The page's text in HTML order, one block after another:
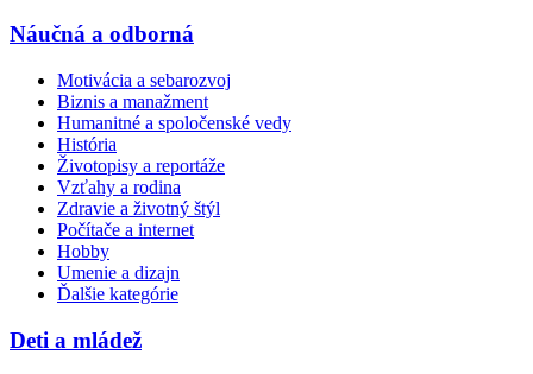
Náučná a odborná
Motivácia a sebarozvoj
Biznis a manažment
Humanitné a spoločenské vedy
História
Životopisy a reportáže
Vzťahy a rodina
Zdravie a životný štýl
Počítače a internet
Hobby
Umenie a dizajn
Ďalšie kategórie
Deti a mládež